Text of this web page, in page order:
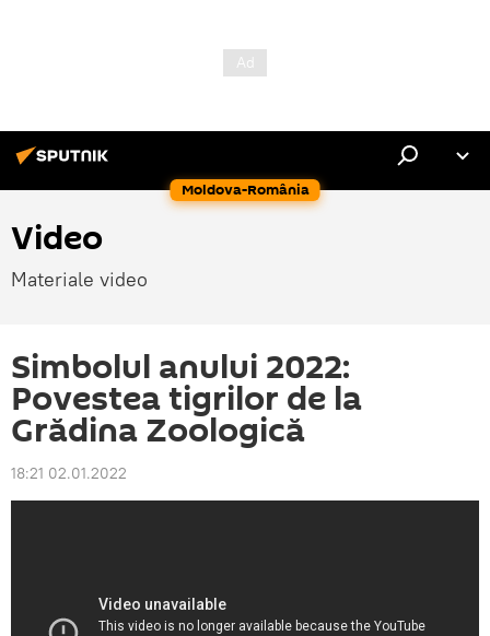
Moldova-România
Video
Materiale video
Simbolul anului 2022:
Povestea tigrilor de la
Grădina Zoologică
18:21 02.01.2022